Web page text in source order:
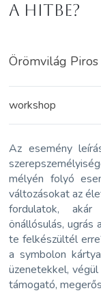
a hitbe?
Örömvilág
workshop
Az esemény
mélyén folyó
változásokat az
fordulatok, akár
önállósulás, ugrás
te felkészültél
a symbolon
üzenetekkel,
támogató,